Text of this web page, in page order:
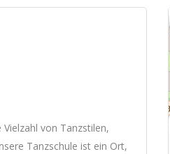
von Tanzstilen,
Tanzschule ist ein Ort,